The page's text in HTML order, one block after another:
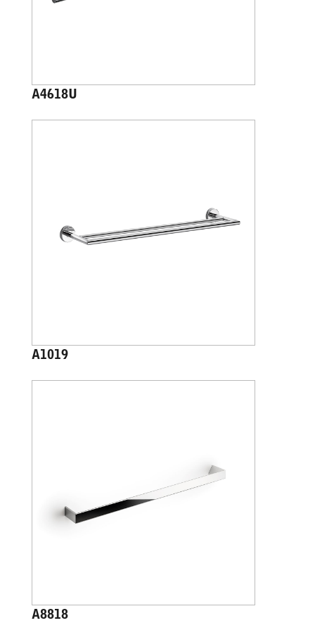
A4618U
A1019
A8818